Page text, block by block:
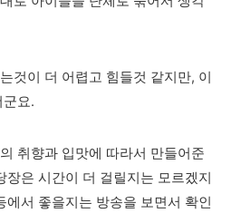
것이 더 어렵고 힘들것 같지만, 이
요.
취향과 입맛에 따라서 만들어준
장은 시간이 더 걸릴지는 모르겠지
에서 좋을지는 방송을 보면서 확인